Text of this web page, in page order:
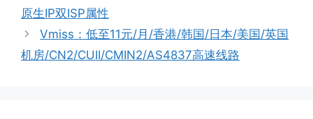
原生IP双ISP属性
Vmiss：低至11元/月/香港/韩国/日本/美国/英国
机房/CN2/CUII/CMIN2/AS4837高速线路